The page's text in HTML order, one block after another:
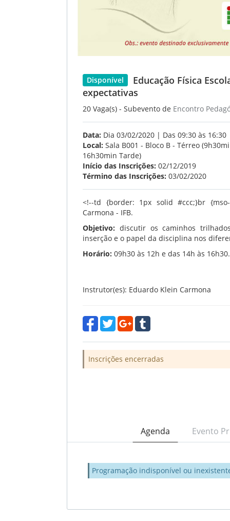
Disponível
Educação Física
expectativas
20 Vaga(s) - Subevento de Encontro
Data: Dia 03/02/2020 | Das 09:30 às 16:30
Local: Sala B001 - Bloco B - Térreo
16h30min Tarde)
Início das Inscrições: 02/12/2019
Término das Inscrições: 03/02/2020
<!--td {border: 1px solid #ccc;}br {mso-
Carmona - IFB.
Objetivo: discutir os caminhos
inserção e o papel da disciplina nos
Horário: 09h30 às 12h e das 14h às 16h30.
Instrutor(es): Eduardo Klein Carmona
Inscrições encerradas
Agenda Evento
Programação indisponível ou